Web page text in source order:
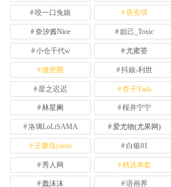
咬一口兔娘 唐安琪
奈汐酱Nice 妲己_Toxic
小仓千代w 尤蜜荟
微密圈 抖娘-利世
星之迟迟 杏子Yada
林星阑 桜井宁宁
洛璃LoLiSAMA 爱尤物(尤果网)
王馨瑶yanni 白银81
秀人网 精选单套
蠢沫沫 语画界